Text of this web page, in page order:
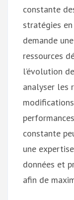
constante
stratégies
demande
ressources
l’évolution
analyser les
constante
une
données et
afin de